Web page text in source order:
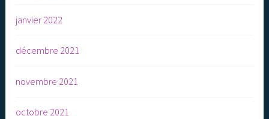
janvier 2022
décembre 2021
novembre 2021
octobre 2021